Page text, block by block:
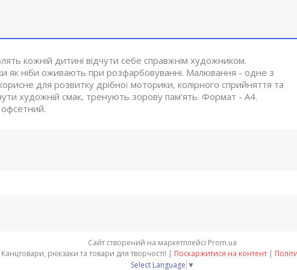
кожній дитині відчути себе справжнім художником.
як ніби оживають при розфарбовуванні. Малювання - одне з
для розвитку дрібної моторики, колірного сприйняття та
художній смак, тренують зорову пам'ять. Формат - А4.
офсетний.
Сайт створений на маркетплейсі Prom.ua
"BIG-Office" - Канцтовари, рюкзаки та товари для творчості! | Поскаржитися на контент |
Select Language ▼